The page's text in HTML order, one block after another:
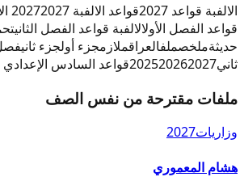
الالفبة قواعد 2027
قواعد الالفبة 2027 2027 الالفبة قواعد
قواعد الفصل الأولالالفبة قواعد الفصل الثاني
حديثةملخصملفالعراقملازمجزء أولجزء ثاني
ثاني
202520262027 قواعد السادس الإعدادي
ملفات مقترحة من نفس الصف
وزاريات2027
هشام المعموري